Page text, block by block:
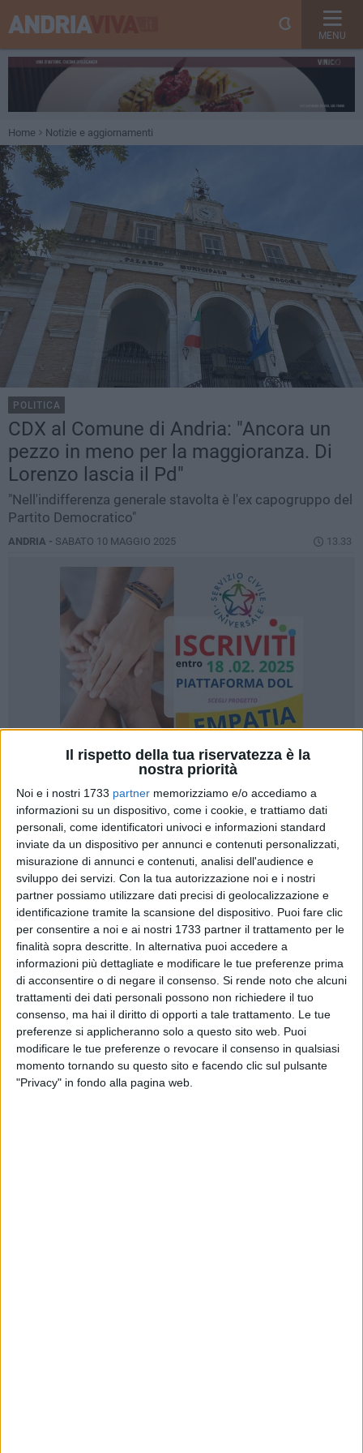
Il rispetto della tua riservatezza è la
nostra priorità
Noi e i nostri 1733 partner memorizziamo e/o accediamo a
informazioni su un dispositivo, come i cookie, e trattiamo dati
personali, come identificatori univoci e informazioni standard
inviate da un dispositivo per annunci e contenuti personalizzati,
misurazione di annunci e contenuti, analisi dell'audience e
sviluppo dei servizi. Con la tua autorizzazione noi e i nostri
partner possiamo utilizzare dati precisi di geolocalizzazione e
identificazione tramite la scansione del dispositivo. Puoi fare clic
per consentire a noi e ai nostri 1733 partner il trattamento per le
finalità sopra descritte. In alternativa puoi accedere a
informazioni più dettagliate e modificare le tue preferenze prima
di acconsentire o di negare il consenso. Si rende noto che alcuni
trattamenti dei dati personali possono non richiedere il tuo
consenso, ma hai il diritto di opporti a tale trattamento. Le tue
preferenze si applicheranno solo a questo sito web. Puoi
modificare le tue preferenze o revocare il consenso in qualsiasi
momento tornando su questo sito e facendo clic sul pulsante
"Privacy" in fondo alla pagina web.
MENU
Home Notizie e aggiornamenti
POLITICA
CDX al Comune di Andria: "Ancora un
pezzo in meno per la maggioranza. Di
Lorenzo lascia il Pd"
"Nell'indifferenza generale stavolta è l'ex capogruppo del
Partito Democratico"
ANDRIA - SABATO 10 MAGGIO 2025 13.33
"La Maggioranza Bruno perde un altro pezzo: L'Avv. Di
Lorenzo Lascia il PD dichiarandosi "indipendente". Lo
sottolineano in una nota i consiglieri di centrodestra, Luigi
Del Giudice e Nino Marmo del Movimento Pugliese e
Marcello Fisfola con Donatella Fracchiolla di Forza Italia.
E il sindaco? Resta a guardare (altrove) anzi, leggeva carte
come se la cosa non la riguardasse. Che l'amministrazione
Bruno continui a perdere pezzi non fa quasi più notizia. Ma
l'addio, consumatosi nell'ultimo Consiglio Comunale, ha un
sapore decisamente diverso dal primo abbandono del ruolo
di capogruppo del PD, lasciando presagire scenari politici
ancora più turbolenti per la già provata maggioranza.